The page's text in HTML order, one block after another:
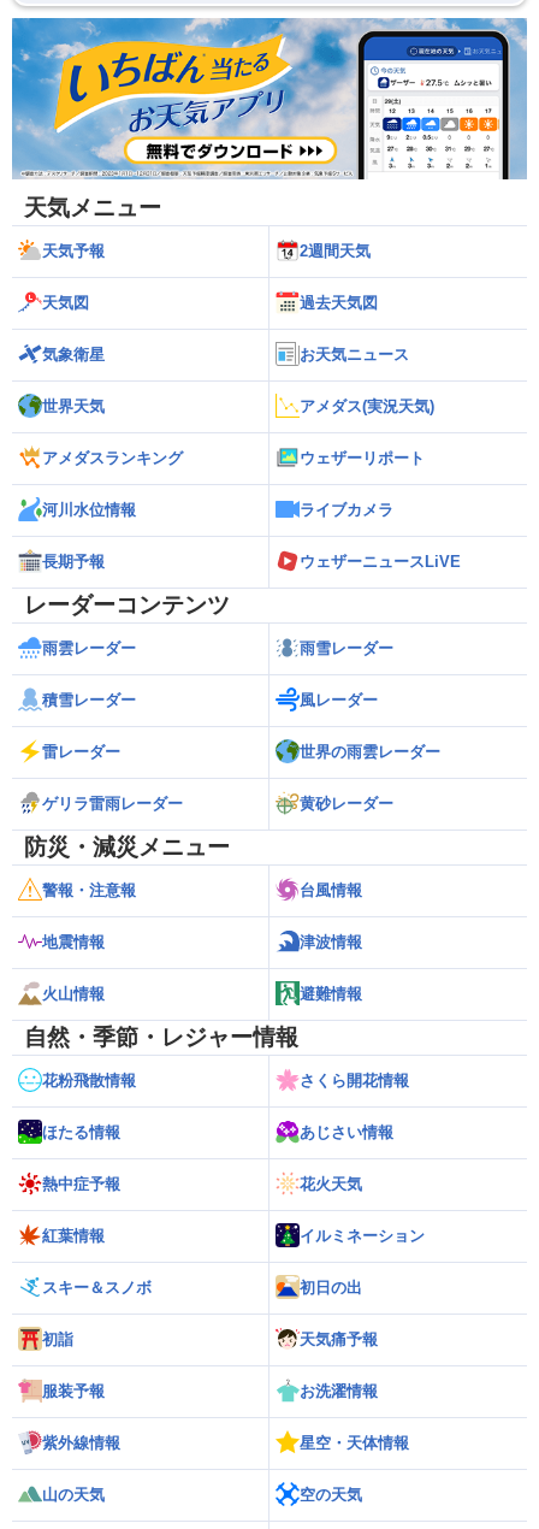
天気メニュー
天気予報 2週間天気
天気図 過去天気図
気象衛星 お天気ニュース
世界天気 アメダス(実況天気)
アメダスランキング ウェザーリポート
河川水位情報 ライブカメラ
長期予報 ウェザーニュースLiVE
レーダーコンテンツ
雨雲レーダー 雨雪レーダー
積雪レーダー 風レーダー
雷レーダー 世界の雨雲レーダー
ゲリラ雷雨レーダー 黄砂レーダー
防災・減災メニュー
警報・注意報 台風情報
地震情報 津波情報
火山情報 避難情報
自然・季節・レジャー情報
花粉飛散情報 さくら開花情報
ほたる情報 あじさい情報
熱中症予報 花火天気
紅葉情報 イルミネーション
スキー＆スノボ 初日の出
初詣 天気痛予報
服装予報 お洗濯情報
紫外線情報 星空・天体情報
山の天気 空の天気